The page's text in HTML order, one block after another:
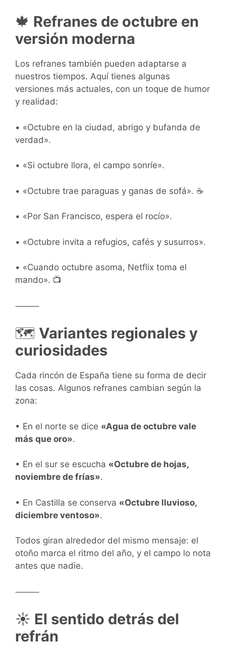
🍁 Refranes de octubre en
versión moderna
Los refranes también pueden adaptarse a
nuestros tiempos. Aquí tienes algunas
versiones más actuales, con un toque de humor
y realidad:
• «Octubre en la ciudad, abrigo y bufanda de
verdad».
• «Si octubre llora, el campo sonríe».
• «Octubre trae paraguas y ganas de sofá». ☕
• «Por San Francisco, espera el rocío».
• «Octubre invita a refugios, cafés y susurros».
• «Cuando octubre asoma, Netflix toma el
mando». 📺
⸻
🗺️ Variantes regionales y
curiosidades
Cada rincón de España tiene su forma de decir
las cosas. Algunos refranes cambian según la
zona:
• En el norte se dice «Agua de octubre vale
más que oro».
• En el sur se escucha «Octubre de hojas,
noviembre de frías».
• En Castilla se conserva «Octubre lluvioso,
diciembre ventoso».
Todos giran alrededor del mismo mensaje: el
otoño marca el ritmo del año, y el campo lo nota
antes que nadie.
⸻
☀️ El sentido detrás del
refrán